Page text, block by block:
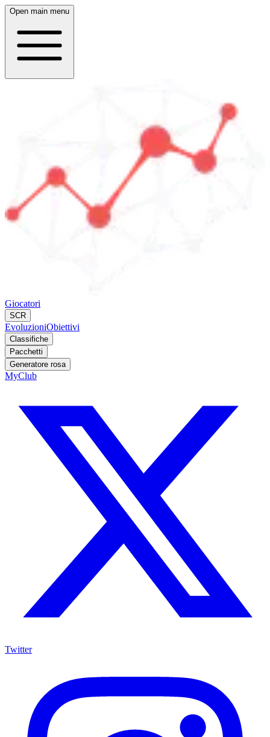
Open main menu
Giocatori
SCR
EvoluzioniObiettivi
Classifiche
Pacchetti
Generatore rosa
MyClub
Twitter